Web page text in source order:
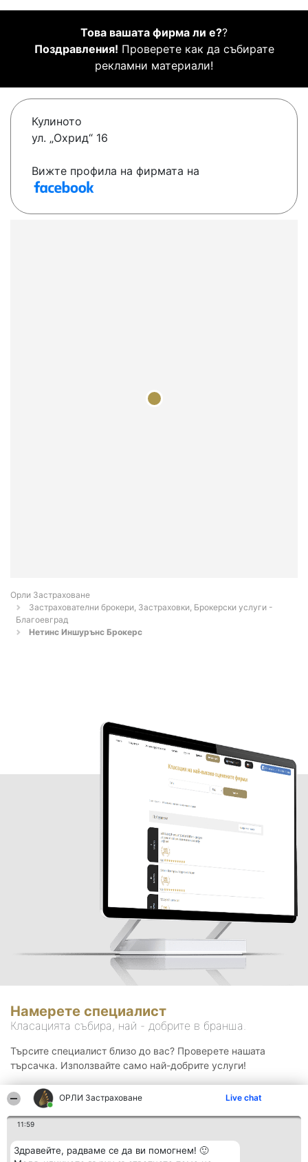
ОРЛИ Застраховане Live chat
11:59
Здравейте, радваме се да ви помогнем! 🙂
Това вашата фирма ли е??
Поздравления! Проверете как да събирате
рекламни материали!
Кулиното
ул. „Охрид“ 16
Вижте профила на фирмата на
Орли Застраховане
Застрахователни брокери, Застраховки, Брокерски услуги -
Благоевград
Нетинс Иншурънс Брокерс
Намерете специалист
Класацията събира, най - добрите в бранша.
Търсите специалист близо до вас? Проверете нашата
търсачка. Използвайте само най-добрите услуги!